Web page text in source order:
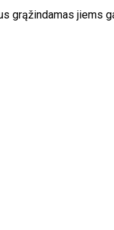
grąžindamas jiems